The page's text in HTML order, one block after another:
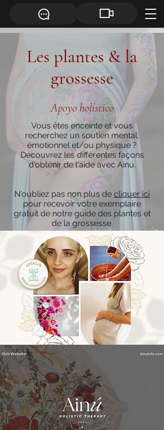
Les plantes & la
grossesse
Apoyo holístico
Vous êtes enceinte et vous
recherchez un soutien mental,
émotionnel et/ou physique ?
Découvrez les différentes façons
d'obtenir de l'aide avec Ainú.
N'oubliez pas non plus de cliquer ici
pour recevoir votre exemplaire
gratuit de notre guide des plantes et
de la grossesse.